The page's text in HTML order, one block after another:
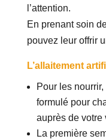
l’attention.
En prenant soin
pouvez leur offrir
L’allaitement
Pour les
formulé pour
auprès de votre
La première